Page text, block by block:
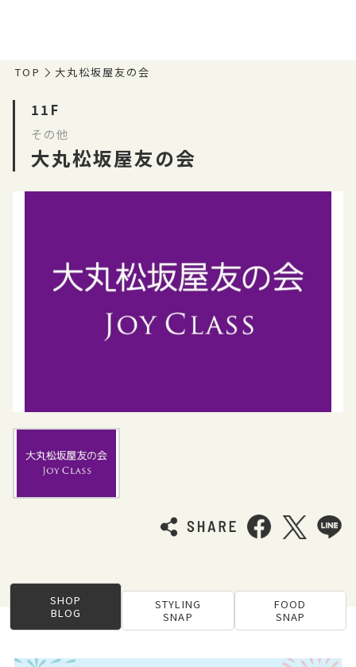
TOP 大丸松坂屋友の会
11F
その他
大丸松坂屋友の会
SHOP
BLOG
STYLING
SNAP
FOOD
SNAP